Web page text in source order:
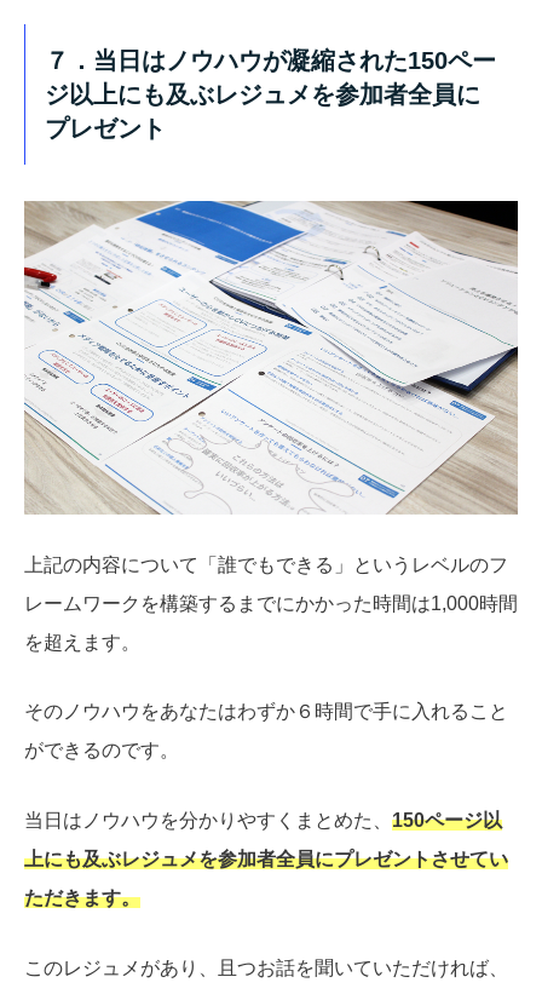
７．当日はノウハウが凝縮された150ペー
ジ以上にも及ぶレジュメを参加者全員に
プレゼント
上記の内容について「誰でもできる」というレベルのフ
レームワークを構築するまでにかかった時間は1,000時間
を超えます。
そのノウハウをあなたはわずか６時間で手に入れること
ができるのです。
当日はノウハウを分かりやすくまとめた、 150ページ以
上にも及ぶレジュメを参加者全員にプレゼントさせてい
ただきます。
このレジュメがあり、且つお話を聞いていただければ、